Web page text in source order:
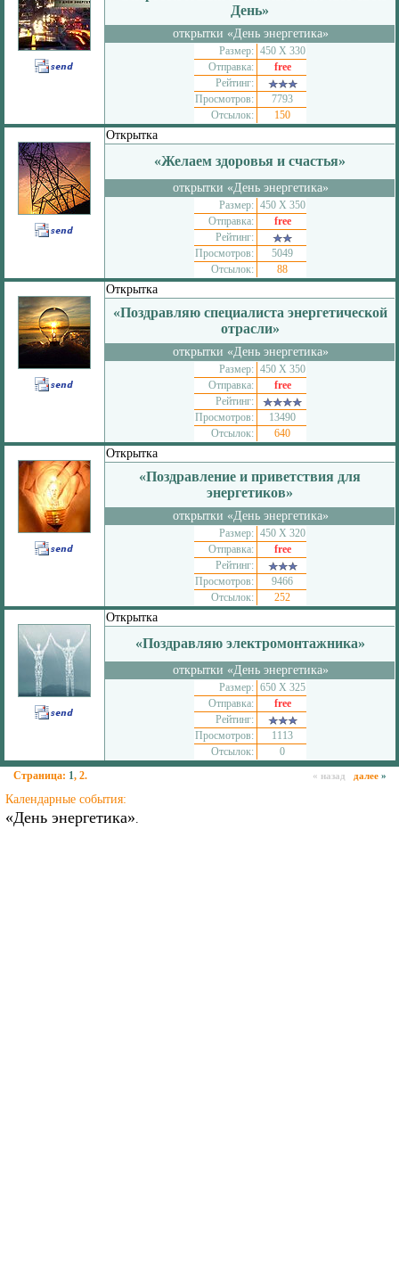
День»
открытки «День энергетика»
Размер: 450 Х 330
Отправка:
free
Рейтинг:
Просмотров:
7793
Отсылок:
150
Открытка
«Желаем здоровья и счастья»
открытки «День энергетика»
Размер: 450 Х 350
Отправка:
free
Рейтинг:
Просмотров:
5049
Отсылок:
88
Открытка
«Поздравляю специалиста энергетической
отрасли»
открытки «День энергетика»
Размер: 450 Х 350
Отправка:
free
Рейтинг:
Просмотров:
13490
Отсылок:
640
Открытка
«Поздравление и приветствия для
энергетиков»
открытки «День энергетика»
Размер: 450 Х 320
Отправка:
free
Рейтинг:
Просмотров:
9466
Отсылок:
252
Открытка
«Поздравляю электромонтажника»
открытки «День энергетика»
Размер: 650 Х 325
Отправка:
free
Рейтинг:
Просмотров:
1113
Отсылок:
0
Страница: 1, 2. « назад далее »
Календарные события:
«День энергетика».